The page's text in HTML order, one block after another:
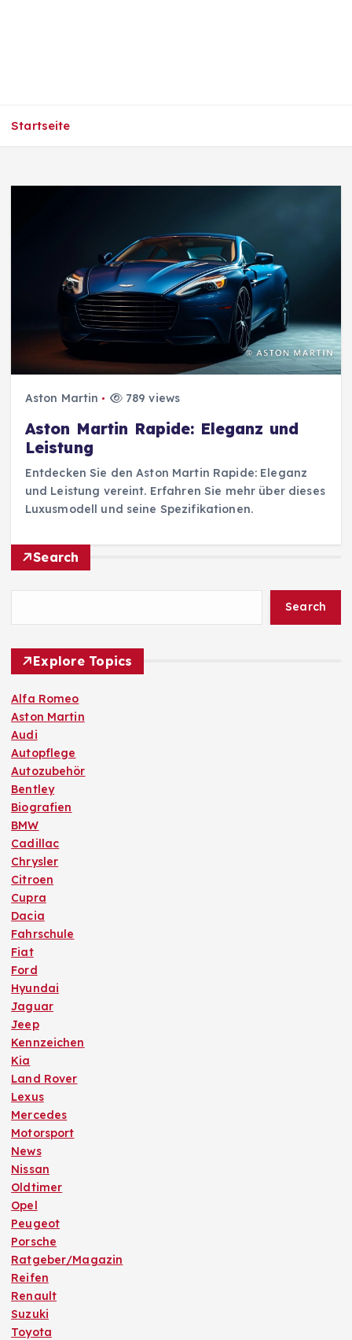
Startseite
Aston Martin 789 views
Aston Martin Rapide: Eleganz und
Leistung
Entdecken Sie den Aston Martin Rapide: Eleganz
und Leistung vereint. Erfahren Sie mehr über dieses
Luxusmodell und seine Spezifikationen.
Search
Search
Explore Topics
Alfa Romeo
Aston Martin
Audi
Autopflege
Autozubehör
Bentley
Biografien
BMW
Cadillac
Chrysler
Citroen
Cupra
Dacia
Fahrschule
Fiat
Ford
Hyundai
Jaguar
Jeep
Kennzeichen
Kia
Land Rover
Lexus
Mercedes
Motorsport
News
Nissan
Oldtimer
Opel
Peugeot
Porsche
Ratgeber/Magazin
Reifen
Renault
Suzuki
Toyota